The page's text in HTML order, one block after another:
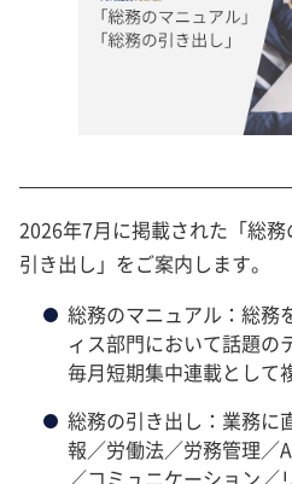
2026年7月に掲載された「総
引き出し」をご案内します。
総務のマニュアル：総務
ィス部門において話題の
毎月短期集中連載として
総務の引き出し：業務に
報／労働法／労務管理／
／コミュニケーション／